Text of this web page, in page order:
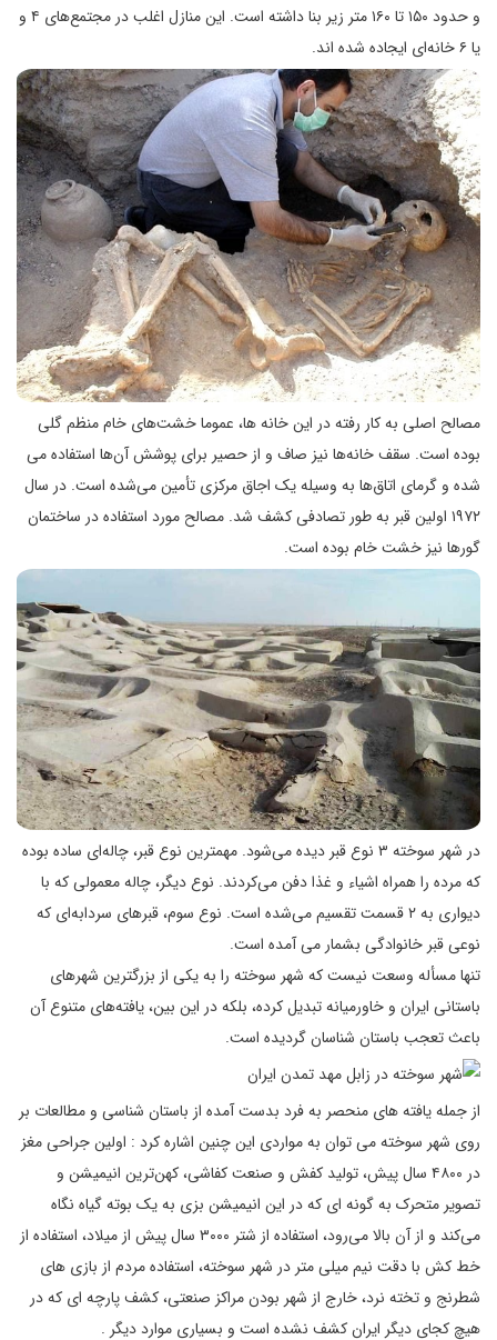
و حدود ۱۵۰ تا ۱۶۰ متر زیر بنا داشته است. این منازل اغلب در مجتمع‌های ۴ و
یا ۶ خانه‌ای ایجاده شده اند.
مصالح اصلی به کار رفته در این خانه ها، عموما خشت‌های خام منظم گلی
بوده است. سقف خانه‌ها نیز صاف و از حصیر برای پوشش آن‌ها استفاده می
شده و گرمای اتاق‌ها به وسیله یک اجاق مرکزی تأمین می‌شده است. در سال
۱۹۷۲ اولین قبر به طور تصادفی کشف شد. مصالح مورد استفاده در ساختمان
گورها نیز خشت خام بوده است.
در شهر سوخته ۳ نوع قبر دیده می‌شود. مهمترین نوع قبر، چاله‌ای ساده بوده
که مرده را همراه اشیاء و غذا دفن می‌کردند. نوع دیگر، چاله معمولی که با
دیواری به ۲ قسمت تقسیم می‌شده است. نوع سوم، قبرهای سردابه‌ای که
نوعی قبر خانوادگی بشمار می آمده است.
تنها مسأله وسعت نیست که شهر سوخته را به یکی از بزرگترین شهرهای
باستانی ایران و خاورمیانه تبدیل کرده، بلکه در این بین، یافته‌های متنوع آن
باعث تعجب باستان شناسان گردیده است.
از جمله یافته های منحصر به فرد بدست آمده از باستان شناسی و مطالعات بر
روی شهر سوخته می توان به مواردی این چنین اشاره کرد : اولین جراحی مغز
در ۴۸۰۰ سال پیش، تولید کفش و صنعت کفاشی، کهن‌ترین انیمیشن و
تصویر متحرک به گونه ای که در این انیمیشن بزی به یک بوته گیاه نگاه
می‌کند و از آن بالا می‌رود، استفاده از شتر ۳۰۰۰ سال پیش از میلاد، استفاده از
خط کش با دقت نیم میلی متر در شهر سوخته، استفاده مردم از بازی های
شطرنج و تخته نرد، خارج از شهر بودن مراکز صنعتی، کشف پارچه ای که در
هیچ کجای دیگر ایران کشف نشده است و بسیاری موارد دیگر .